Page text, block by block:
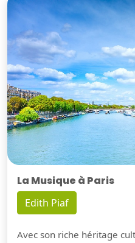
La Musique à Paris
Edith Piaf
Avec son riche héritage